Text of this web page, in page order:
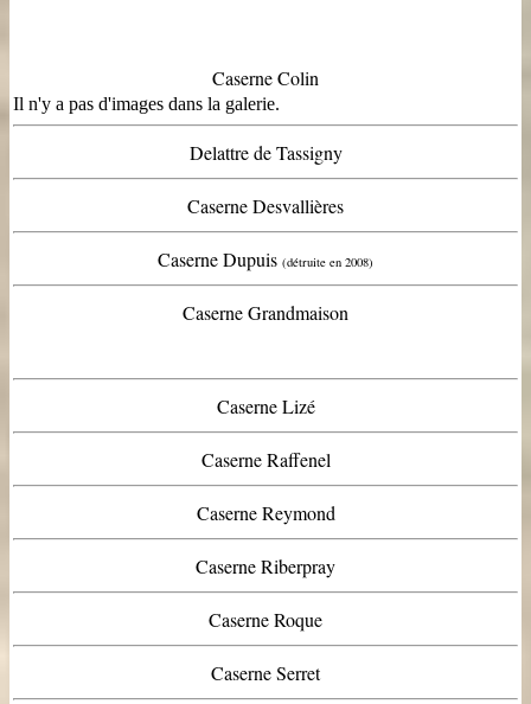
Caserne Colin
Il n'y a pas d'images dans la galerie.
Delattre de Tassigny
Caserne Desvallières
Caserne Dupuis (détruite en 2008)
Caserne Grandmaison
Caserne Lizé
Caserne Raffenel
Caserne Reymond
Caserne Riberpray
Caserne Roque
Caserne Serret